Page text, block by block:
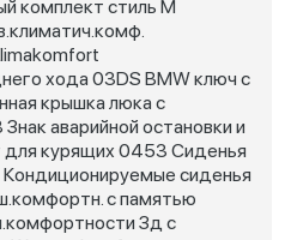
комплект стиль M
хода 03DS BMW ключ с
крышка люка с
аварийной остановки и
курящих 0453 Сиденья
сиденья
с памятью
Зд с